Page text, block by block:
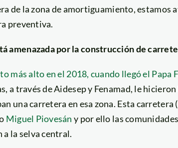
de la zona de amortiguamiento, estamos
preventiva.
amenazada por la construcción de
más alto en el 2018, cuando llegó el Papa
a través de Aidesep y Fenamad, le
una carretera en esa zona. Esta
Miguel Piovesán y por ello las
la selva central.